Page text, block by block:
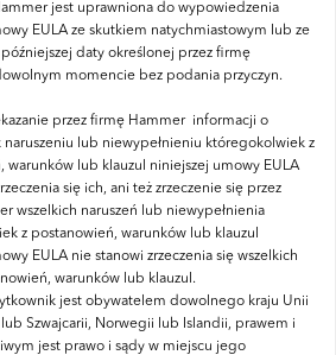
jest uprawniona do wypowiedzenia
EULA ze skutkiem natychmiastowym lub ze
daty określonej przez firmę
momencie bez podania przyczyn.
przez firmę Hammer informacji o
naruszeniu lub niewypełnieniu któregokolwiek z
warunków lub klauzul niniejszej umowy EULA
się ich, ani też zrzeczenie się przez
wszelkich naruszeń lub niewypełnienia
z postanowień, warunków lub klauzul
EULA nie stanowi zrzeczenia się wszelkich
warunków lub klauzul.
jest obywatelem dowolnego kraju Unii
Szwajcarii, Norwegii lub Islandii, prawem i
jest prawo i sądy w miejscu jego